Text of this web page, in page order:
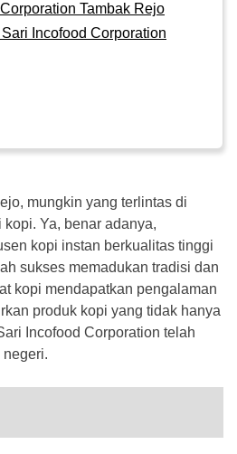
Tambak Rejo
Incofood Corporation
mungkin yang terlintas di
Ya, benar adanya,
kopi instan berkualitas tinggi
sukses memadukan tradisi dan
kopi mendapatkan pengalaman
produk kopi yang tidak hanya
Incofood Corporation telah